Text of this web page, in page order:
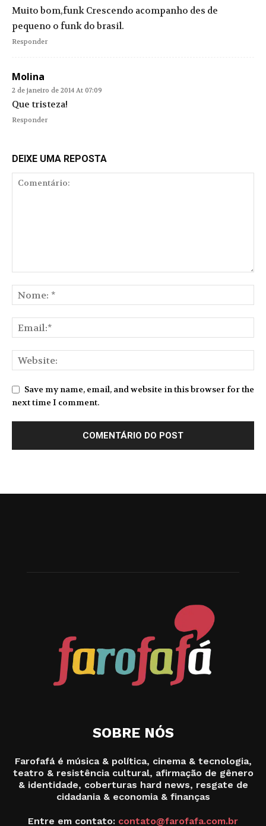
Muito bom,funk Crescendo acompanho des de
pequeno o funk do brasil.
Responder
Molina
2 de janeiro de 2014 At 07:09
Que tristeza!
Responder
DEIXE UMA REPOSTA
Save my name, email, and website in this browser for the
next time I comment.
SOBRE NÓS
Farofafá é música & política, cinema & tecnologia,
teatro & resistência cultural, afirmação de gênero
& identidade, coberturas hard news, resgate de
cidadania & economia & finanças
Entre em contato: contato@farofafa.com.br